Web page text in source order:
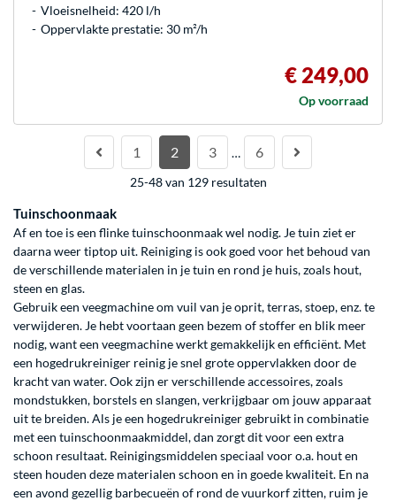
Vloeisnelheid: 420 l/h
Oppervlakte prestatie: 30 m²/h
€ 249,00
Op voorraad
1 2 3 … 6
25-48 van 129 resultaten
Tuinschoonmaak
Af en toe is een flinke tuinschoonmaak wel nodig. Je tuin ziet er
daarna weer tiptop uit. Reiniging is ook goed voor het behoud van
de verschillende materialen in je tuin en rond je huis, zoals hout,
steen en glas.
Gebruik een veegmachine om vuil van je oprit, terras, stoep, enz. te
verwijderen. Je hebt voortaan geen bezem of stoffer en blik meer
nodig, want een veegmachine werkt gemakkelijk en efficiënt. Met
een hogedrukreiniger reinig je snel grote oppervlakken door de
kracht van water. Ook zijn er verschillende accessoires, zoals
mondstukken, borstels en slangen, verkrijgbaar om jouw apparaat
uit te breiden. Als je een hogedrukreiniger gebruikt in combinatie
met een tuinschoonmaakmiddel, dan zorgt dit voor een extra
schoon resultaat. Reinigingsmiddelen speciaal voor o.a. hout en
steen houden deze materialen schoon en in goede kwaliteit. En na
een avond gezellig barbecueën of rond de vuurkorf zitten, ruim je